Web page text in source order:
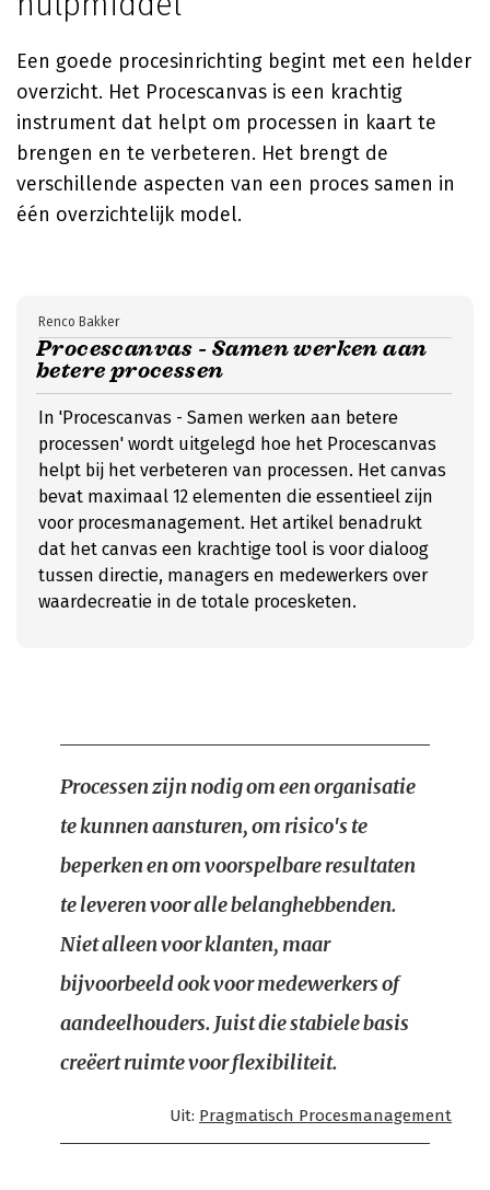
Een goede procesinrichting begint met een helder
overzicht. Het Procescanvas is een krachtig
instrument dat helpt om processen in kaart te
brengen en te verbeteren. Het brengt de
verschillende aspecten van een proces samen in
één overzichtelijk model.
Procescanvas - Samen werken aan
betere processen
Renco Bakker
In 'Procescanvas - Samen werken aan betere
processen' wordt uitgelegd hoe het Procescanvas
helpt bij het verbeteren van processen. Het canvas
bevat maximaal 12 elementen die essentieel zijn
voor procesmanagement. Het artikel benadrukt
dat het canvas een krachtige tool is voor dialoog
tussen directie, managers en medewerkers over
waardecreatie in de totale procesketen.
Processen zijn nodig om een organisatie
te kunnen aansturen, om risico's te
beperken en om voorspelbare resultaten
te leveren voor alle belanghebbenden.
Niet alleen voor klanten, maar
bijvoorbeeld ook voor medewerkers of
aandeelhouders. Juist die stabiele basis
creëert ruimte voor flexibiliteit.
Uit: Pragmatisch Procesmanagement